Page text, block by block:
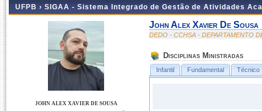
UFPB › SIGAA - Sistema Integrado de Gestão de Atividades
JOHN ALEX XAVIER DE SOUSA
John Alex Xavier De Sousa
DEDO - CCHSA - DEPARTAMENTO
Disciplinas Ministradas
Infantil Fundamental Técnico